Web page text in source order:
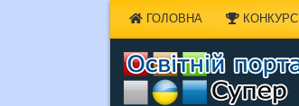
ГОЛОВНА КОНКУРС